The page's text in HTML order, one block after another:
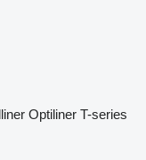
Optiliner T-series